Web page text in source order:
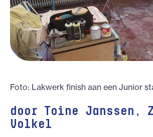
Foto: Lakwerk finish aan een Junior
door Toine Janssen,
Volkel